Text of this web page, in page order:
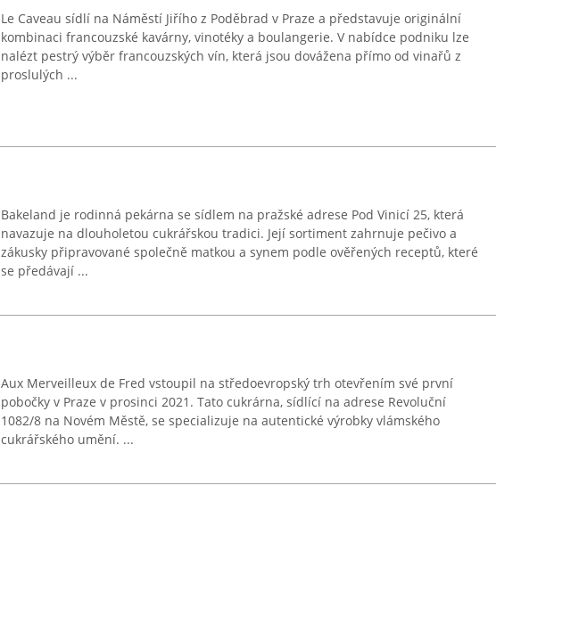
Le Caveau sídlí na Náměstí Jiřího z Poděbrad v Praze a představuje originální
kombinaci francouzské kavárny, vinotéky a boulangerie. V nabídce podniku lze
nalézt pestrý výběr francouzských vín, která jsou dovážena přímo od vinařů z
proslulých ...
Bakeland je rodinná pekárna se sídlem na pražské adrese Pod Vinicí 25, která
navazuje na dlouholetou cukrářskou tradici. Její sortiment zahrnuje pečivo a
zákusky připravované společně matkou a synem podle ověřených receptů, které
se předávají ...
Aux Merveilleux de Fred vstoupil na středoevropský trh otevřením své první
pobočky v Praze v prosinci 2021. Tato cukrárna, sídlící na adrese Revoluční
1082/8 na Novém Městě, se specializuje na autentické výrobky vlámského
cukrářského umění. ...